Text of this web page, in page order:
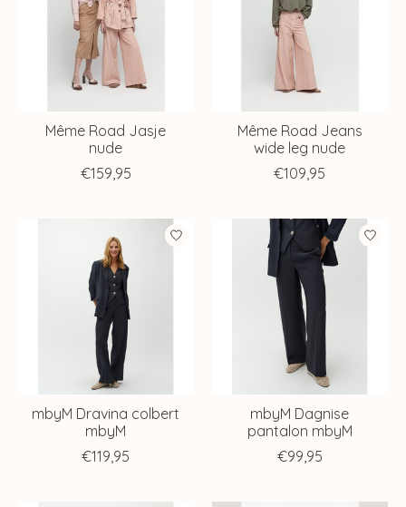
Même Road Jasje
nude
€159,95
Même Road Jeans
wide leg nude
€109,95
mbyM Dravina colbert
mbyM
€119,95
mbyM Dagnise
pantalon mbyM
€99,95